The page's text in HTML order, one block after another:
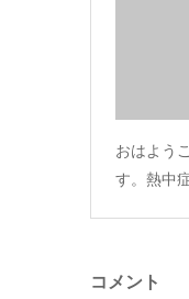
おはよう
す。熱中
コメント